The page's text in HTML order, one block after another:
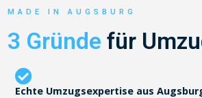
MADE IN AUGSBURG
3 Gründe für
Echte Umzugsexpertise aus